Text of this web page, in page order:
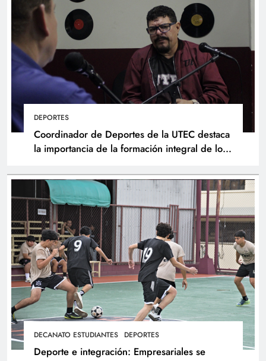
DEPORTES
Coordinador de Deportes de la UTEC destaca
la importancia de la formación integral de los
DECANATO ESTUDIANTES DEPORTES
Deporte e integración: Empresariales se